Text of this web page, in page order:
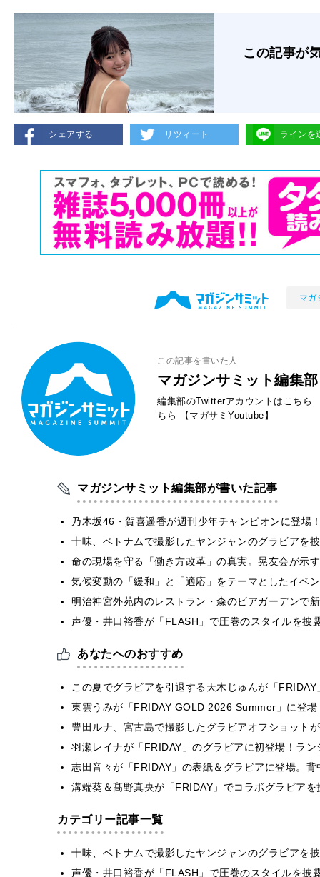
この記事が
シェアする リツィート ラインを
マガ
この記事を書いた人
マガジンサミット編集部
編集部のTwitterアカウントはこちら
ちら
【マガサミYoutube】
マガジンサミット編集部が書いた記事
乃木坂46・賀喜遥香が週刊少年チャンピオンに登
十味、ベトナムで撮影したヤンジャンのグラビアを
命の現場を守る「働き方改革」の真実。晃友会が示
気候変動の「緩和」と「適応」をテーマとしたイベ
明治神宮外苑内のレストラン・森のビアガーデンで
声優・井口裕香が「FLASH」で圧巻のスタイルを
あなたへのおすすめ
この夏でグラビアを引退する天木じゅんが「
東雲うみが「FRIDAY GOLD 2026 Summer」に登
豊田ルナ、宮古島で撮影したグラビアオフショット
羽瀬レイナが「FRIDAY」のグラビアに初登場！ラ
志田音々が「FRIDAY」の表紙＆グラビアに登場。
溝端葵＆髙野真央が「FRIDAY」でコラボグラビア
カテゴリー記事一覧
十味、ベトナムで撮影したヤンジャンのグラビアを
声優・井口裕香が「FLASH」で圧巻のスタイルを